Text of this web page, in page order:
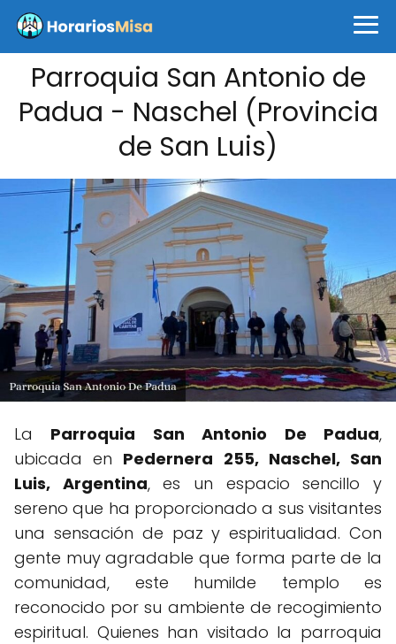
Parroquia San Antonio de
Padua - Naschel (Provincia
de San Luis)
La Parroquia San Antonio De Padua,
ubicada en Pedernera 255, Naschel, San
Luis, Argentina, es un espacio sencillo y
sereno que ha proporcionado a sus visitantes
una sensación de paz y espiritualidad. Con
gente muy agradable que forma parte de la
comunidad, este humilde templo es
reconocido por su ambiente de recogimiento
espiritual. Quienes han visitado la parroquia